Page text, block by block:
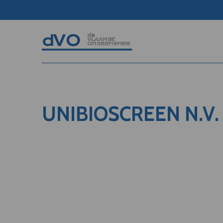
UNIBIOSCREEN N.V.